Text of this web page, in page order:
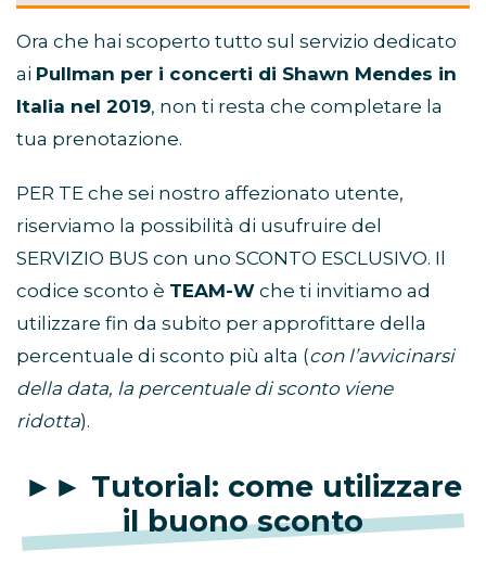
Ora che hai scoperto tutto sul servizio dedicato
ai Pullman per i concerti di Shawn Mendes in
Italia nel 2019, non ti resta che completare la
tua prenotazione.
PER TE che sei nostro affezionato utente,
riserviamo la possibilità di usufruire del
SERVIZIO BUS con uno SCONTO ESCLUSIVO. Il
codice sconto è TEAM-W che ti invitiamo ad
utilizzare fin da subito per approfittare della
percentuale di sconto più alta (con l’avvicinarsi
della data, la percentuale di sconto viene
ridotta).
►► Tutorial: come utilizzare
il buono sconto